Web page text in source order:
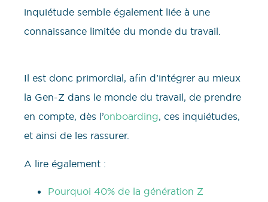
inquiétude semble également liée à une
connaissance limitée du monde du travail.
Il est donc primordial, afin d’intégrer au mieux
la Gen-Z dans le monde du travail, de prendre
en compte, dès l’onboarding, ces inquiétudes,
et ainsi de les rassurer.
A lire également :
Pourquoi 40% de la génération Z